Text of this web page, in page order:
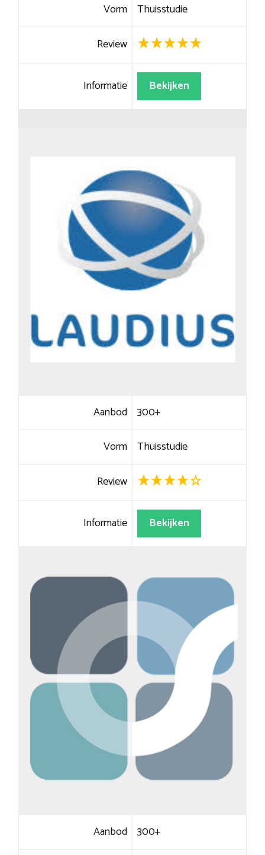
Vorm Thuisstudie
Review
Informatie Bekijken
Aanbod 300+
Vorm Thuisstudie
Review
Informatie Bekijken
Aanbod 300+